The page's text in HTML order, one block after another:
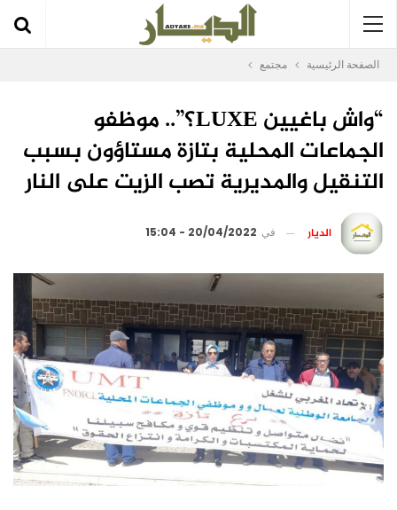
الصفحة الرئيسية مجتمع
“واش باغيين LUXE؟”.. موظفو
الجماعات المحلية بتازة مستاؤون بسبب
التنقيل والمديرية تصب الزيت على النار
الديار في 20/04/2022 - 15:04